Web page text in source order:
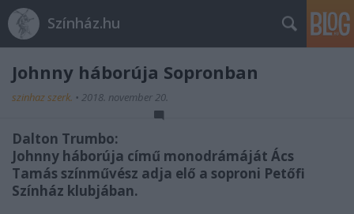
Színház.hu
Johnny háborúja Sopronban
szinhaz szerk. • 2018. november 20.
Dalton Trumbo:
Johnny háborúja című monodrámáját Ács
Tamás színművész adja elő a soproni Petőfi
Színház klubjában.